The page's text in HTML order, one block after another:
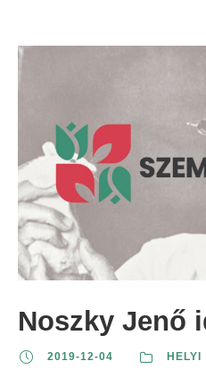
Noszky Jenő
2019-12-04 HELYI